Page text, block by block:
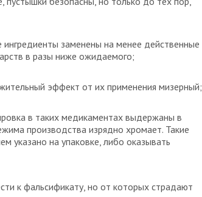
заменены на менее действенные
в разы ниже ожидаемого;
эффект от их применения мизерный;
в таких медикаментах выдержаны в
производства изрядно хромает. Такие
указано на упаковке, либо оказывать
к фальсификату, но от которых страдают